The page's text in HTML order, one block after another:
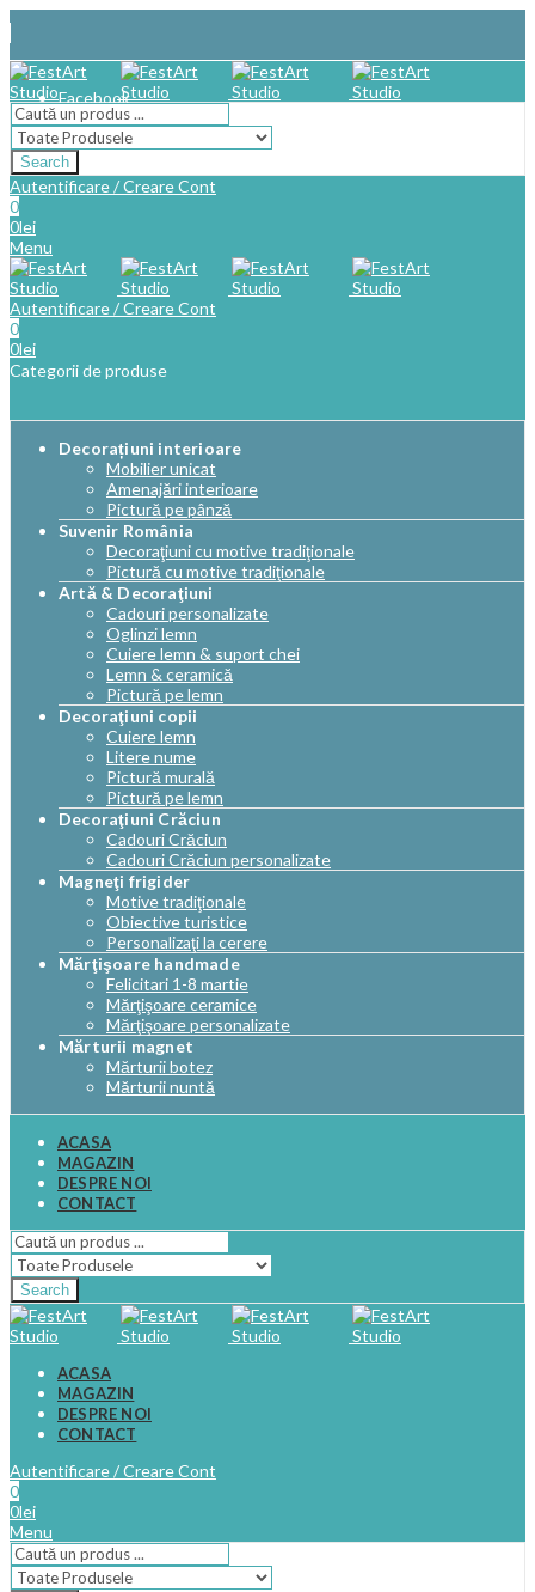
Facebook
Search
Autentificare / Creare Cont
0
0lei
Menu
Autentificare / Creare Cont
0
0lei
Categorii de produse
Decorațiuni interioare
Mobilier unicat
Amenajări interioare
Pictură pe pânză
Suvenir România
Decoraţiuni cu motive tradiţionale
Pictură cu motive tradiţionale
Artă & Decoraţiuni
Cadouri personalizate
Oglinzi lemn
Cuiere lemn & suport chei
Lemn & ceramică
Pictură pe lemn
Decoraţiuni copii
Cuiere lemn
Litere nume
Pictură murală
Pictură pe lemn
Decoraţiuni Crăciun
Cadouri Crăciun
Cadouri Crăciun personalizate
Magneţi frigider
Motive tradiţionale
Obiective turistice
Personalizaţi la cerere
Mărţişoare handmade
Felicitari 1-8 martie
Mărţişoare ceramice
Mărţişoare personalizate
Mărturii magnet
Mărturii botez
Mărturii nuntă
ACASA
MAGAZIN
DESPRE NOI
CONTACT
Search
ACASA
MAGAZIN
DESPRE NOI
CONTACT
Autentificare / Creare Cont
0
0lei
Menu